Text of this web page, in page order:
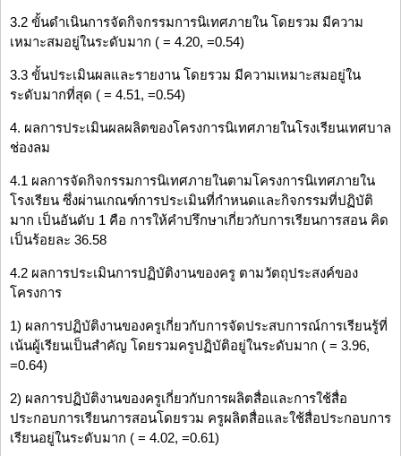
3.2 ขั้นดำเนินการจัดกิจกรรมการนิเทศภายใน โดยรวม มีความ
เหมาะสมอยู่ในระดับมาก ( = 4.20, =0.54)
3.3 ขั้นประเมินผลและรายงาน โดยรวม มีความเหมาะสมอยู่ใน
ระดับมากที่สุด ( = 4.51, =0.54)
4. ผลการประเมินผลผลิตของโครงการนิเทศภายในโรงเรียนเทศบาล
ช่องลม
4.1 ผลการจัดกิจกรรมการนิเทศภายในตามโครงการนิเทศภายใน
โรงเรียน ซึ่งผ่านเกณฑ์การประเมินที่กำหนดและกิจกรรมที่ปฏิบัติ
มาก เป็นอันดับ 1 คือ การให้คำปรึกษาเกี่ยวกับการเรียนการสอน คิด
เป็นร้อยละ 36.58
4.2 ผลการประเมินการปฏิบัติงานของครู ตามวัตถุประสงค์ของ
โครงการ
1) ผลการปฏิบัติงานของครูเกี่ยวกับการจัดประสบการณ์การเรียนรู้ที่
เน้นผู้เรียนเป็นสำคัญ โดยรวมครูปฏิบัติอยู่ในระดับมาก ( = 3.96,
=0.64)
2) ผลการปฏิบัติงานของครูเกี่ยวกับการผลิตสื่อและการใช้สื่อ
ประกอบการเรียนการสอนโดยรวม ครูผลิตสื่อและใช้สื่อประกอบการ
เรียนอยู่ในระดับมาก ( = 4.02, =0.61)